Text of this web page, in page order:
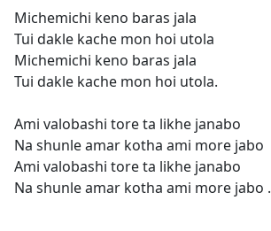
Michemichi keno baras jala
Tui dakle kache mon hoi utola
Michemichi keno baras jala
Tui dakle kache mon hoi utola.
Ami valobashi tore ta likhe janabo
Na shunle amar kotha ami more jabo
Ami valobashi tore ta likhe janabo
Na shunle amar kotha ami more jabo .